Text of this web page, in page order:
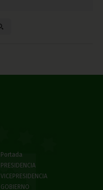
Portada
PRESIDENCIA
VICEPRESIDENCIA
GOBIERNO